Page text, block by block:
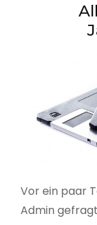
Vor ein paar
Admin